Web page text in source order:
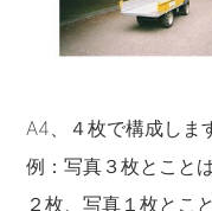
A4、４枚で構成しま
例：写真３枚とこと
２枚、写真１枚とこ